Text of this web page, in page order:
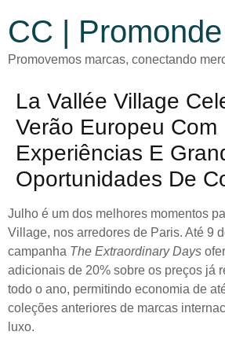
CC |
Promovemos marcas, conectando
La Vallée Village
Verão Europeu Com
Experiências E
Oportunidades De
Julho é um dos melhores momentos
Village, nos arredores de Paris. Até 9
campanha The Extraordinary Days
adicionais de 20% sobre os preços já
todo o ano, permitindo economia de
coleções anteriores de marcas
luxo.